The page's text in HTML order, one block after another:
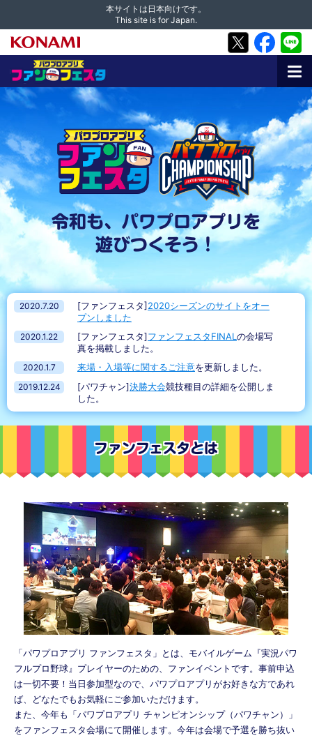
本サイトは日本向けです。
This site is for Japan.
令和も、パワプロアプリを
遊びつくそう！
2020.7.20 [ファンフェスタ]2020シーズンのサイトをオー
プンしました
2020.1.22 [ファンフェスタ]ファンフェスタFINAL の会場写
真を掲載しました。
2020.1.7 来場・入場等に関するご注意を更新しました。
2019.12.24 [パワチャン]決勝大会競技種目の詳細を公開しま
した。
ファンフェスタとは
「パワプロアプリ ファンフェスタ」とは、モバイルゲーム『実況パワ
フルプロ野球』プレイヤーのための、ファンイベントです。事前申込
は一切不要！当日参加型なので、パワプロアプリがお好きな方であれ
ば、どなたでもお気軽にご参加いただけます。
また、今年も「パワプロアプリ チャンピオンシップ（パワチャン）」
をファンフェスタ会場にて開催します。今年は会場で予選を勝ち抜い